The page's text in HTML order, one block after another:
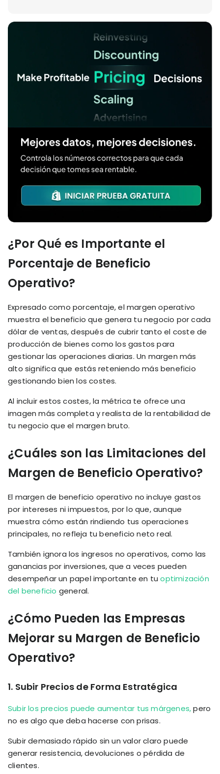
¿Por Qué es Importante el
Porcentaje de Beneficio
Operativo?
Expresado como porcentaje, el margen operativo
muestra el beneficio que genera tu negocio por cada
dólar de ventas, después de cubrir tanto el coste de
producción de bienes como los gastos para
gestionar las operaciones diarias. Un margen más
alto significa que estás reteniendo más beneficio
gestionando bien los costes.
Al incluir estos costes, la métrica te ofrece una
imagen más completa y realista de la rentabilidad de
tu negocio que el margen bruto.
¿Cuáles son las Limitaciones del
Margen de Beneficio Operativo?
El margen de beneficio operativo no incluye gastos
por intereses ni impuestos, por lo que, aunque
muestra cómo están rindiendo tus operaciones
principales, no refleja tu beneficio neto real.
También ignora los ingresos no operativos, como las
ganancias por inversiones, que a veces pueden
desempeñar un papel importante en tuoptimización
del beneficio general.
¿Cómo Pueden las Empresas
Mejorar su Margen de Beneficio
Operativo?
1. Subir Precios de Forma Estratégica
Subir los precios puede aumentar tus márgenes,pero
no es algo que deba hacerse con prisas.
Subir demasiado rápido sin un valor claro puede
generar resistencia, devoluciones o pérdida de
clientes.